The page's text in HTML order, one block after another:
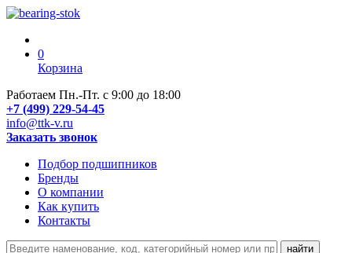
0
Корзина
Работаем Пн.-Пт. с 9:00 до 18:00
+7 (499) 229-54-45
info@ttk-v.ru
Заказать звонок
Подбор подшипников
Бренды
О компании
Как купить
Контакты